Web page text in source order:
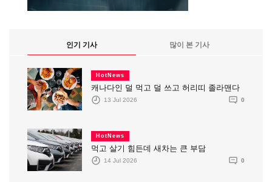
인기 기사 많이 본 기사
HotNews
캐나다인 덜 먹고 덜 쓰고 허리띠 졸라맨다
13 Jul 2026 0
HotNews
먹고 살기 힘든데 새차는 큰 부담
14 Jul 2026 0